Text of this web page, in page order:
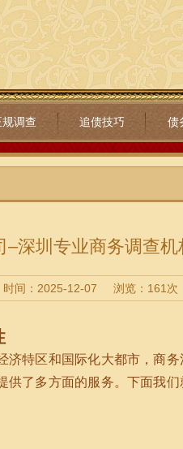
规调查 追债技巧 债
–深圳专业商务调查机
时间：2025-12-07 浏览：161次
特区和国际化大都市，商
了多方面的服务。下面我